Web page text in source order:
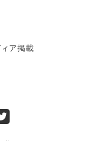
ア掲載